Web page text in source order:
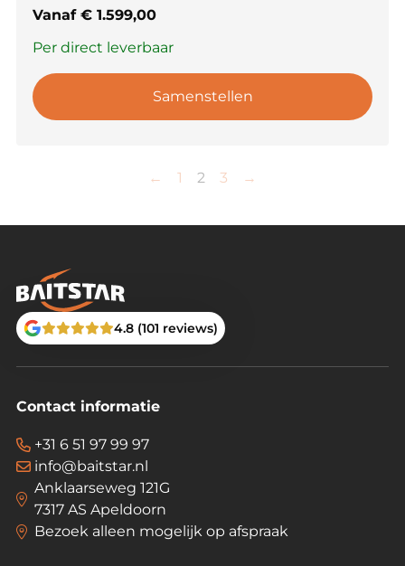
Vanaf € 1.599,00
Per direct leverbaar
Samenstellen
← 1 2 3 →
4.8 (101 reviews)
Contact informatie
+31 6 51 97 99 97
info@baitstar.nl
Anklaarseweg 121G
7317 AS Apeldoorn
Bezoek alleen mogelijk op afspraak